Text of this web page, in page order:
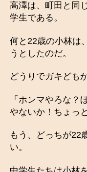
高澤は、町田と同
学生である。
何と22歳の小林は
うとしたのだ。
どうりでガキども
「ホンマやろな？
やないか！ちょっ
もう、どっちが22
い。